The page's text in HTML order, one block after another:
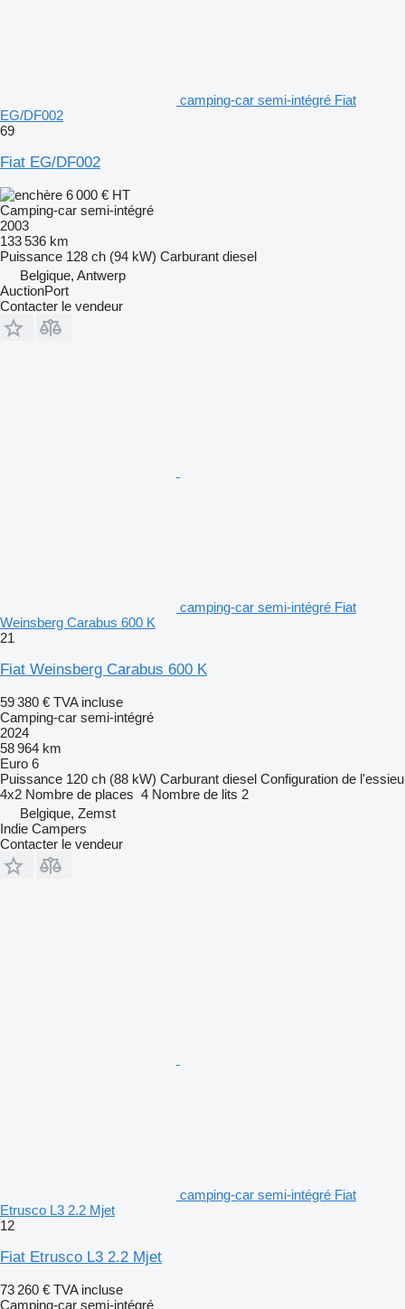
camping-car semi-intégré Fiat
EG/DF002
69
Fiat EG/DF002
6 000 € HT
Camping-car semi-intégré
2003
133 536 km
Puissance 128 ch (94 kW) Carburant diesel
Belgique, Antwerp
AuctionPort
Contacter le vendeur
camping-car semi-intégré Fiat
Weinsberg Carabus 600 K
21
Fiat Weinsberg Carabus 600 K
59 380 € TVA incluse
Camping-car semi-intégré
2024
58 964 km
Euro 6
Puissance 120 ch (88 kW) Carburant diesel Configuration de l'essieu
4x2 Nombre de places 4 Nombre de lits 2
Belgique, Zemst
Indie Campers
Contacter le vendeur
camping-car semi-intégré Fiat
Etrusco L3 2.2 Mjet
12
Fiat Etrusco L3 2.2 Mjet
73 260 € TVA incluse
Camping-car semi-intégré